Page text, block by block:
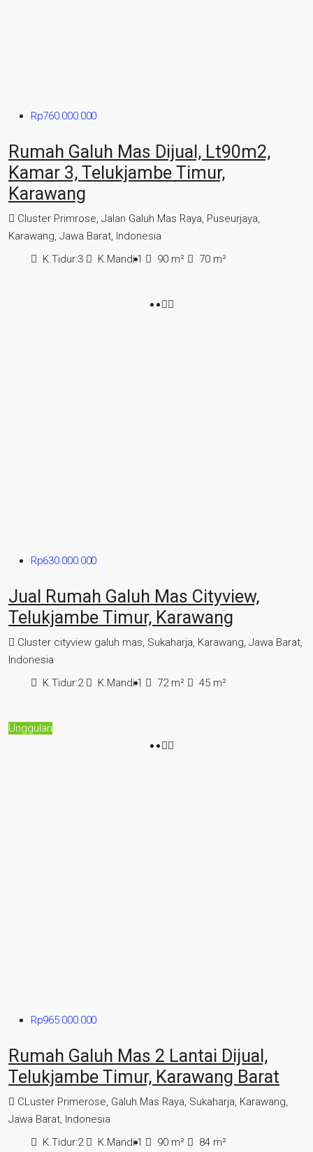
Rp760.000.000
Rumah Galuh Mas Dijual, Lt90m2,
Kamar 3, Telukjambe Timur,
Karawang
Cluster Primrose, Jalan Galuh Mas Raya, Puseurjaya,
Karawang, Jawa Barat, Indonesia
K.Tidur:3 K.Mandi:1 90 m² 70 m²
Rp630.000.000
Jual Rumah Galuh Mas Cityview,
Telukjambe Timur, Karawang
Cluster cityview galuh mas, Sukaharja, Karawang, Jawa Barat,
Indonesia
K.Tidur:2 K.Mandi:1 72m² 45 m²
Unggulan
Rp965.000.000
Rumah Galuh Mas 2 Lantai Dijual,
Telukjambe Timur, Karawang Barat
CLuster Primerose, Galuh Mas Raya, Sukaharja, Karawang,
Jawa Barat, Indonesia
K.Tidur:2 K.Mandi:1 90 m² 84 m²